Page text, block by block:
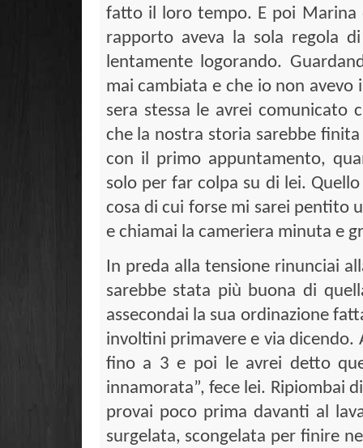
fatto il loro tempo. E poi
rapporto aveva la sola regola
lentamente logorando.
mai cambiata e che io non
sera stessa le avrei comunicato
che la nostra storia sarebbe
con il primo appuntamento,
solo per far colpa su di lei.
cosa di cui forse mi sarei pentito
e chiamai la cameriera minuta e
In preda alla tensione rinunciai
sarebbe stata più buona di
assecondai la sua ordinazione
involtini primavere e via
fino a 3 e poi le avrei detto
innamorata”, fece lei. Ripiombai
provai poco prima davanti al
surgelata, scongelata per finire